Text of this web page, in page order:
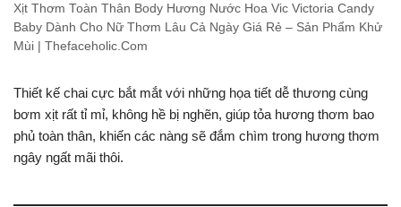
Xịt Thơm Toàn Thân Body Hương Nước Hoa Vic Victoria Candy
Baby Dành Cho Nữ Thơm Lâu Cả Ngày Giá Rẻ – Sản Phẩm Khử
Mùi | Thefaceholic.Com
Thiết kế chai cực bắt mắt với những họa tiết dễ thương cùng
bơm xịt rất tỉ mỉ, không hề bị nghẽn, giúp tỏa hương thơm bao
phủ toàn thân, khiến các nàng sẽ đắm chìm trong hương thơm
ngây ngất mãi thôi.